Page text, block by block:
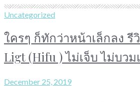
Uncategorized
ใครๆ ก็ทักว่าหน้าเล็กลง รี
Ligt (Hifu ) ไม่เจ็บ ไม่บว
December 25, 2019